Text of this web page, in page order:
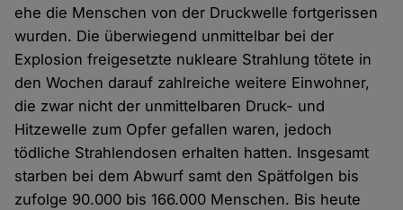
ehe die Menschen von der Druckwelle fortgerissen
wurden. Die überwiegend unmittelbar bei der
Explosion freigesetzte nukleare Strahlung tötete in
den Wochen darauf zahlreiche weitere Einwohner,
die zwar nicht der unmittelbaren Druck- und
Hitzewelle zum Opfer gefallen waren, jedoch
tödliche Strahlendosen erhalten hatten. Insgesamt
starben bei dem Abwurf samt den Spätfolgen bis
zufolge 90.000 bis 166.000 Menschen. Bis heute